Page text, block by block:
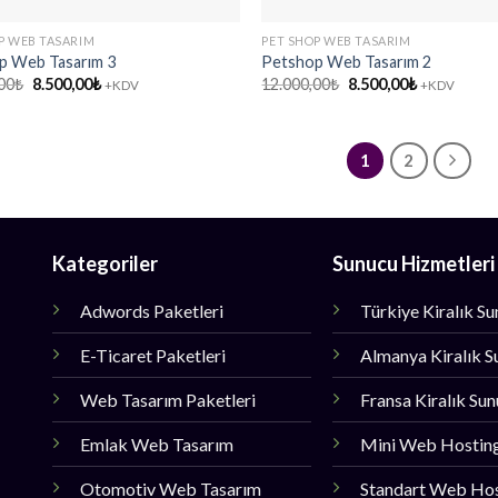
WEB TASARIM
Web Tasarım 3
₺ Orijinal
8.500,00₺Şu
+KDV
PET SHOP WEB TASARIM
Petshop Web Tasarım 2
12.000,00₺ Orijinal
8.500,00₺Şu
+KDV
1 2
Kategoriler
Adwords Paketleri
E-Ticaret Paketleri
Web Tasarım Paketleri
Emlak Web Tasarım
Otomotiv Web Tasarım
Sunucu Hizmetleri
Türkiye Kiralık
Almanya Kiralık
Fransa Kiralık
Mini Web
Standart Web